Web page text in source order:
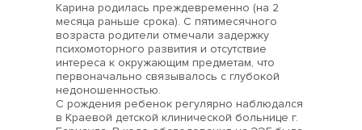
Карина родилась преждевременно (на 2
месяца раньше срока). С пятимесячного
возраста родители отмечали задержку
психомоторного развития и отсутствие
интереса к окружающим предметам, что
первоначально связывалось с глубокой
недоношенностью.
С рождения ребенок регулярно наблюдался
в Краевой детской клинической больнице г.